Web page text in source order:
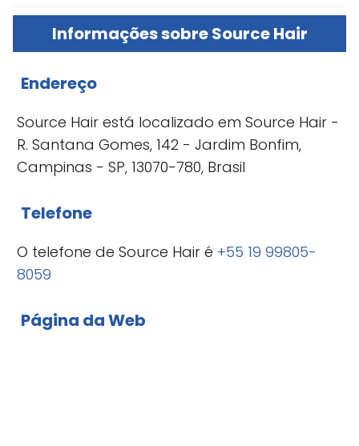
Informações sobre Source Hair
Endereço
Source Hair está localizado em Source Hair -
R. Santana Gomes, 142 - Jardim Bonfim,
Campinas - SP, 13070-780, Brasil
Telefone
O telefone de Source Hair é +55 19 99805-
8059
Página da Web